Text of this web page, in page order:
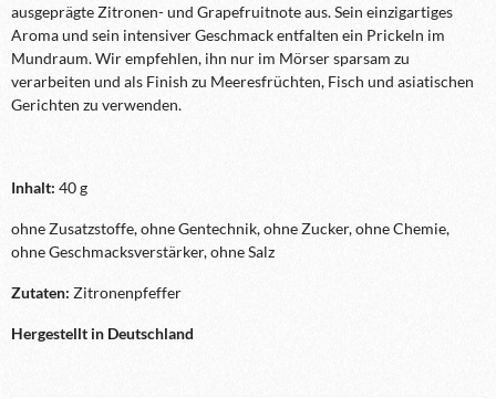
ausgeprägte Zitronen- und Grapefruitnote aus. Sein einzigartiges
Aroma und sein intensiver Geschmack entfalten ein Prickeln im
Mundraum. Wir empfehlen, ihn nur im Mörser sparsam zu
verarbeiten und als Finish zu Meeresfrüchten, Fisch und asiatischen
Gerichten zu verwenden.
Inhalt: 40 g
ohne Zusatzstoffe, ohne Gentechnik, ohne Zucker, ohne Chemie,
ohne Geschmacksverstärker, ohne Salz
Zutaten: Zitronenpfeffer
Hergestellt in Deutschland